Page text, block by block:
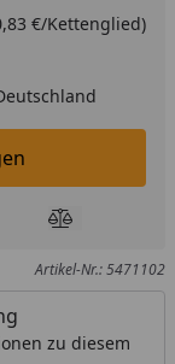
€/Kettenglied)
legen
Produkt
Artikel-Nr.: 5471102
zu diesem